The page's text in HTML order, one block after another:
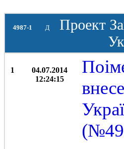
4987-1 Д
Проект
1
04.07.2014
12:24:15